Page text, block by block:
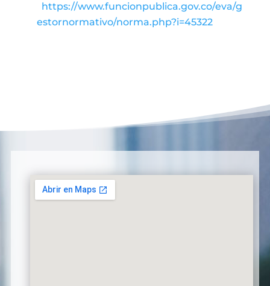
https://www.funcionpublica.gov.co/eva/g
estornormativo/norma.php?i=45322